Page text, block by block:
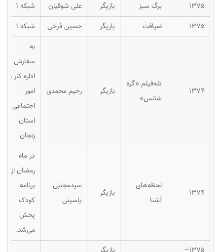
۱۳۷۵ برگ سبز بازیگر علی شوقیان
شبکه ۱
۱۳۷۵
ضیافت بازیگر حسین فرخی شبکه ۱
۱۳۷۴
تله‌فیلم «گره
شانس»
بازیگر رحیم محمدی
به
سفارش
اداره کار و
امور
اجتماعی
استان
زنجان
۱۳۷۴
لحظه‌های
آشنا
بازیگر
سیدمجتبی
یاسینی
در ماه
رمضان از
برنامه
کودک
پخش
می‌شد.